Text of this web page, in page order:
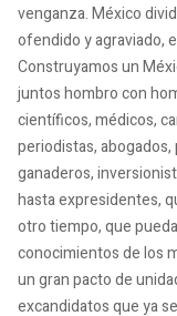
venganza. México
ofendido y agraviado,
Construyamos un
juntos hombro con
científicos, médicos,
periodistas,
ganaderos,
hasta expresidentes,
otro tiempo, que
conocimientos de los
un gran pacto de
excandidatos que ya